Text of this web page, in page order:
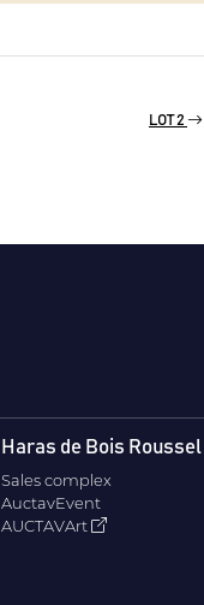
LOT 2
Haras de Bois Roussel
Sales complex
AuctavEvent
AUCTAVArt